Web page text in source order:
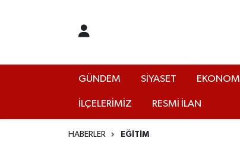
GÜNDEM SİYASET EKONOMİ
İLÇELERİMİZ RESMİ İLAN
HABERLER EĞİTİM
EKONOMİ
KÜLTÜR
Yalova Hava Durumu
Yalova Namaz Vakitleri
Yalova Trafik Yoğunluk Haritası